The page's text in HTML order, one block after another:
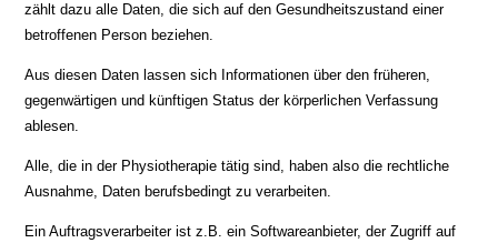
zählt dazu alle Daten, die sich auf den Gesundheitszustand einer
betroffenen Person beziehen.
Aus diesen Daten lassen sich Informationen über den früheren,
gegenwärtigen und künftigen Status der körperlichen Verfassung
ablesen.
Alle, die in der Physiotherapie tätig sind, haben also die rechtliche
Ausnahme, Daten berufsbedingt zu verarbeiten.
Ein Auftragsverarbeiter ist z.B. ein Softwareanbieter, der Zugriff auf